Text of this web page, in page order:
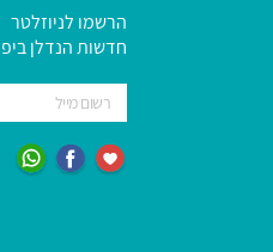
הרשמו לניוזלטר
חדשות הנדלן